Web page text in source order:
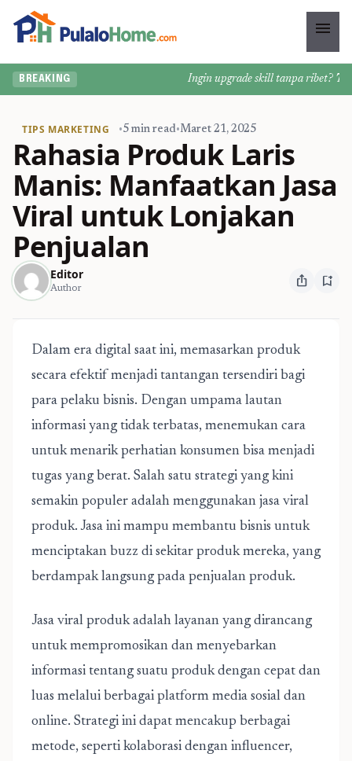
menu
BREAKING Ingin upgrade skill tanpa ribet?
TIPS MARKETING •5 min read•Maret 21, 2025
Rahasia Produk Laris
Manis: Manfaatkan Jasa
Viral untuk Lonjakan
Penjualan
Editor
Author ios_share bookmark_add
Dalam era digital saat ini, memasarkan produk
secara efektif menjadi tantangan tersendiri bagi
para pelaku bisnis. Dengan umpama lautan
informasi yang tidak terbatas, menemukan cara
untuk menarik perhatian konsumen bisa menjadi
tugas yang berat. Salah satu strategi yang kini
semakin populer adalah menggunakan jasa viral
produk. Jasa ini mampu membantu bisnis untuk
menciptakan buzz di sekitar produk mereka, yang
berdampak langsung pada penjualan produk.
Jasa viral produk adalah layanan yang dirancang
untuk mempromosikan dan menyebarkan
informasi tentang suatu produk dengan cepat dan
luas melalui berbagai platform media sosial dan
online. Strategi ini dapat mencakup berbagai
metode, seperti kolaborasi dengan influencer,